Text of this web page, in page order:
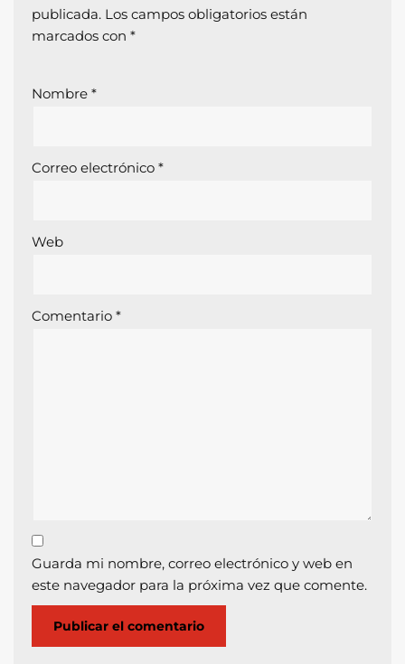
publicada. Los campos obligatorios están
marcados con *
Nombre *
Correo electrónico *
Web
Comentario *
Guarda mi nombre, correo electrónico y web en
este navegador para la próxima vez que comente.